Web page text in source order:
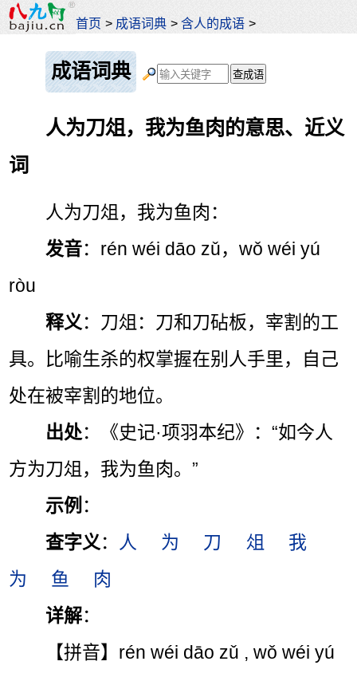
首页 > 成语词典 >含人的成语 >
成语词典
人为刀俎，我为鱼肉的意思、近义
词
人为刀俎，我为鱼肉：
发音：rén wéi dāo zǔ，wǒ wéi yú
ròu
释义 ：刀俎：刀和刀砧板，宰割的工
具。比喻生杀的权掌握在别人手里，自己
处在被宰割的地位。
出处：《史记·项羽本纪》：“如今人
方为刀俎，我为鱼肉。”
示例 ：
查字义 ： 人 为 刀 俎
我
为
鱼
肉
详解：
【拼音】rén wéi dāo zǔ , wǒ wéi yú